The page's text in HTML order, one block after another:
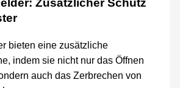
Zusätzlicher Schutz
bieten eine zusätzliche
indem sie nicht nur das Öffnen
auch das Zerbrechen von